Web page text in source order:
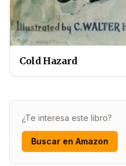
Cold Hazard
¿Te interesa este libro?
Buscar en Amazon